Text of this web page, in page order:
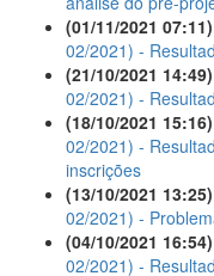
(01/11/2021 07:11)
02/2021) -
(21/10/2021 14:49)
02/2021) -
(18/10/2021 15:16)
02/2021) -
inscrições
(13/10/2021 13:25)
02/2021) -
(04/10/2021 16:54)
02/2021) -